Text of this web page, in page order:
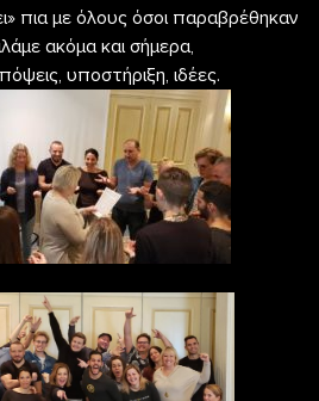
πια με όλους όσοι παραβρέθηκαν
ακόμα και σήμερα,
υποστήριξη, ιδέες.